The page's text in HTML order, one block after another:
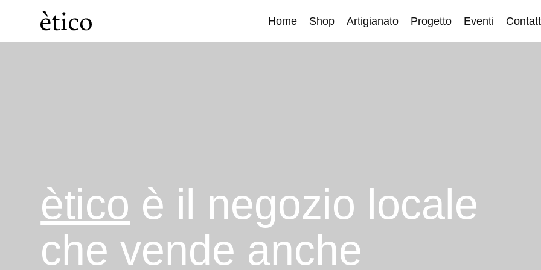
Home Shop Artigianato Progetto Eventi
ètico è il negozio locale
che vende anche